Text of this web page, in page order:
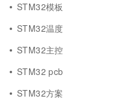
STM32模板
STM32温度
STM32主控
STM32 pcb
STM32方案